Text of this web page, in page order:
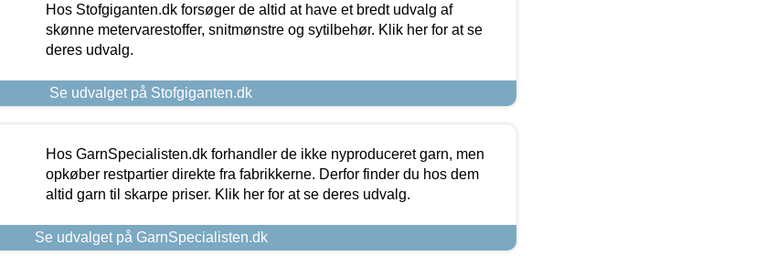
Hos Stofgiganten.dk forsøger de altid at have et bredt udvalg af
skønne metervarestoffer, snitmønstre og sytilbehør. Klik her for at se
deres udvalg.
Se udvalget på Stofgiganten.dk
Hos GarnSpecialisten.dk forhandler de ikke nyproduceret garn, men
opkøber restpartier direkte fra fabrikkerne. Derfor finder du hos dem
altid garn til skarpe priser. Klik her for at se deres udvalg.
Se udvalget på GarnSpecialisten.dk